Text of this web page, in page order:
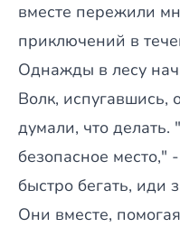
вместе пережили
приключений в
Однажды в лесу
Волк, испугавшись,
думали, что
безопасное место,"
быстро бегать, иди
Они вместе,